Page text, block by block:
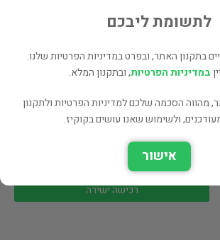
35 ₪
Holidays in Hell
רשמי מסע
רכישה ישירה
לתשומת ליבכם
בתקנון האתר, ובפרט במדיניות הפרטיות שלנו.
במדיניות הפרטיות, ובתקנון המלא.
מהווה הסכמה שלכם למדיניות הפרטיות ולתקנון
ולשימוש שאנו עושים בקוקיז.
אישור